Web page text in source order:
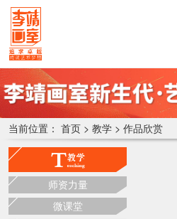
当前位置： 首页 > 教学 > 作品欣赏
师资力量
微课堂